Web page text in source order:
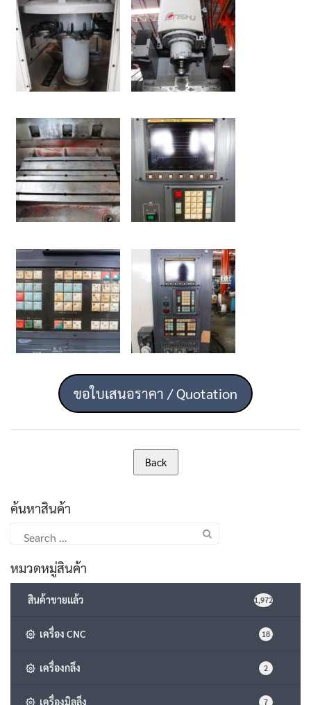
ขอใบเสนอราคา / Quotation
ค้นหาสินค้า
for:
หมวดหมู่สินค้า
สินค้าขายแล้ว 1,972
เครื่อง CNC 18
เครื่องกลึง 2
เครื่องมิลลิ่ง 7